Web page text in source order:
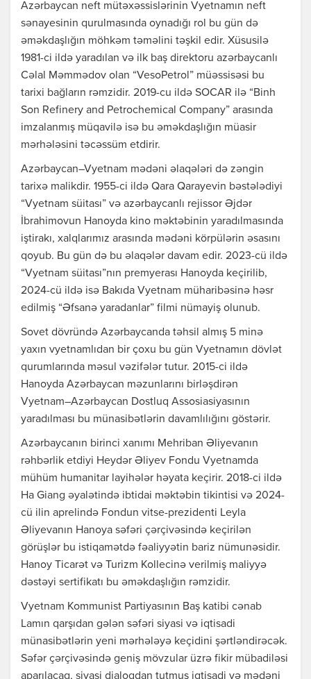
Azərbaycan neft mütəxəssislərinin Vyetnamın neft
sənayesinin qurulmasında oynadığı rol bu gün də
əməkdaşlığın möhkəm təməlini təşkil edir. Xüsusilə
1981-ci ildə yaradılan və ilk baş direktoru azərbaycanlı
Cəlal Məmmədov olan “VesoPetrol” müəssisəsi bu
tarixi bağların rəmzidir. 2019-cu ildə SOCAR ilə “Binh
Son Refinery and Petrochemical Company” arasında
imzalanmış müqavilə isə bu əməkdaşlığın müasir
mərhələsini təcəssüm etdirir.
Azərbaycan–Vyetnam mədəni əlaqələri də zəngin
tarixə malikdir. 1955-ci ildə Qara Qarayevin bəstələdiyi
“Vyetnam süitası” və azərbaycanlı rejissor Əjdər
İbrahimovun Hanoyda kino məktəbinin yaradılmasında
iştirakı, xalqlarımız arasında mədəni körpülərin əsasını
qoyub. Bu gün də bu əlaqələr davam edir. 2023-cü ildə
“Vyetnam süitası”nın premyerası Hanoyda keçirilib,
2024-cü ildə isə Bakıda Vyetnam müharibəsinə həsr
edilmiş “Əfsanə yaradanlar” filmi nümayiş olunub.
Sovet dövründə Azərbaycanda təhsil almış 5 minə
yaxın vyetnamlıdan bir çoxu bu gün Vyetnamın dövlət
qurumlarında məsul vəzifələr tutur. 2015-ci ildə
Hanoyda Azərbaycan məzunlarını birləşdirən
Vyetnam–Azərbaycan Dostluq Assosiasiyasının
yaradılması bu münasibətlərin davamlılığını göstərir.
Azərbaycanın birinci xanımı Mehriban Əliyevanın
rəhbərlik etdiyi Heydər Əliyev Fondu Vyetnamda
mühüm humanitar layihələr həyata keçirir. 2018-ci ildə
Ha Giang əyalətində ibtidai məktəbin tikintisi və 2024-
cü ilin aprelində Fondun vitse-prezidenti Leyla
Əliyevanın Hanoya səfəri çərçivəsində keçirilən
görüşlər bu istiqamətdə fəaliyyətin bariz nümunəsidir.
Hanoy Ticarət və Turizm Kollecinə verilmiş maliyyə
dəstəyi sertifikatı bu əməkdaşlığın rəmzidir.
Vyetnam Kommunist Partiyasının Baş katibi cənab
Lamın qarşıdan gələn səfəri siyasi və iqtisadi
münasibətlərin yeni mərhələyə keçidini şərtləndirəcək.
Səfər çərçivəsində geniş mövzular üzrə fikir mübadiləsi
aparılacaq, siyasi dialoqdan tutmuş iqtisadi və mədəni